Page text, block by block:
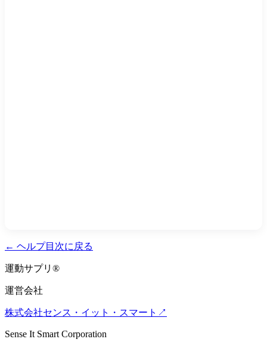
← ヘルプ目次に戻る
運動サプリ ®
運営会社
株式会社センス・イット・スマート ↗
Sense It Smart Corporation